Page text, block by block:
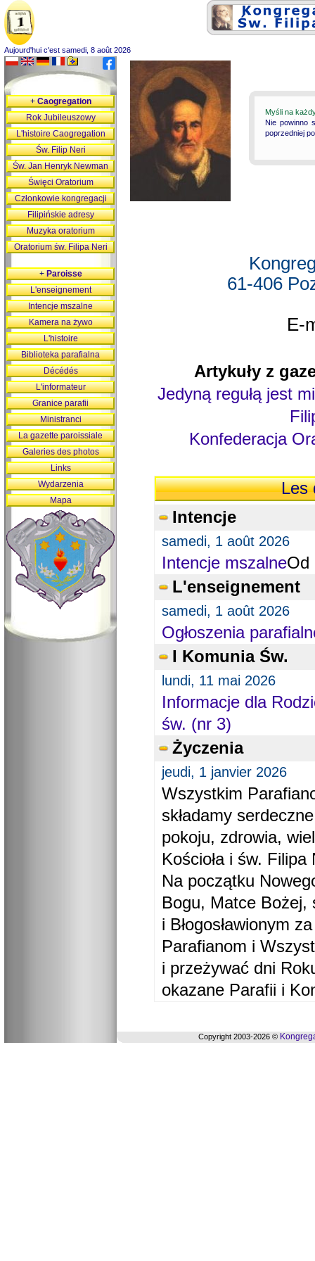
Aujourd'hui c'est samedi, 8 août 2026
Myśli na
Nie powinno
poprzedniej
61-406
E-
Artykuły z
Jedyną regułą jest
Konfederacja
Les
Intencje
samedi, 1 août 2026
Intencje mszalneOd
L'enseignement
samedi, 1 août 2026
Ogłoszenia
I Komunia Św.
lundi, 11 mai 2026
Informacje dla
św. (nr 3)
Życzenia
jeudi, 1 janvier 2026
Wszystkim
składamy
pokoju, zdrowia,
Kościoła i św. Filipa
Na początku
Bogu, Matce Bożej,
i Błogosławionym
Parafianom i
i przeżywać dni
okazane Parafii i
+Caogregation
Rok Jubileuszowy
L'histoire Caogregation
Św. Filip Neri
Św. Jan Henryk Newman
Święci Oratorium
Członkowie kongregacji
Filipińskie adresy
Muzyka oratorium
Oratorium św. Filipa Neri
+Paroisse
L'enseignement
Intencje mszalne
Kamera na żywo
L'histoire
Biblioteka parafialna
Décédés
L'informateur
Granice parafii
Ministranci
La gazette paroissiale
Galeries des photos
Links
Wydarzenia
Mapa
Copyright 2003-2026 ©